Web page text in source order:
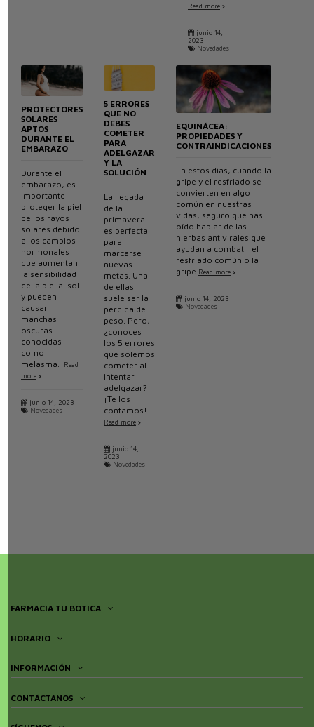
Read more
junio 14,
2023
Novedades
PROTECTORES
SOLARES
APTOS
DURANTE EL
EMBARAZO
Durante el
embarazo, es
importante
proteger la piel
de los rayos
solares debido
a los cambios
hormonales
que aumentan
la sensibilidad
de la piel al sol
y pueden
causar
manchas
oscuras
conocidas
como
melasma.
Read
more
junio 14, 2023
Novedades
5 ERRORES
QUE NO
DEBES
COMETER
PARA
ADELGAZAR
Y LA
SOLUCIÓN
La llegada
de la
primavera
es perfecta
para
marcarse
nuevas
metas. Una
de ellas
suele ser la
pérdida de
peso. Pero,
¿conoces
los 5 errores
que solemos
cometer al
intentar
adelgazar?
¡Te los
contamos!
Read more
junio 14,
2023
Novedades
EQUINÁCEA:
PROPIEDADES Y
CONTRAINDICACIONES
En estos días, cuando la
gripe y el resfriado se
convierten en algo
común en nuestras
vidas, seguro que has
oído hablar de las
hierbas antivirales que
ayudan a combatir el
resfriado común o la
gripe Read more
junio 14, 2023
Novedades
FARMACIA TU BOTICA
HORARIO
INFORMACIÓN
CONTÁCTANOS